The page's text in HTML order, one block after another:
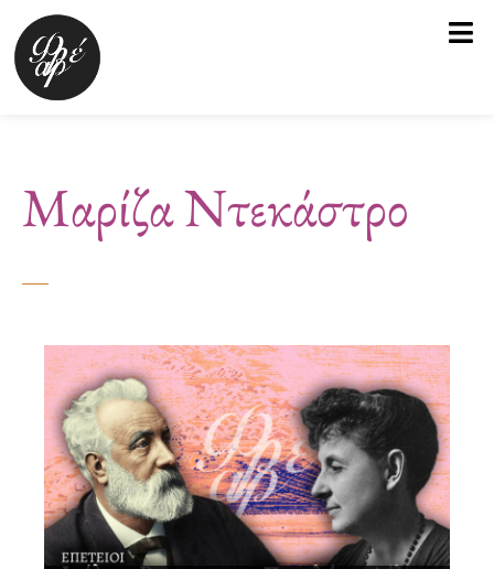
Μετάβαση
στο
περιεχόμενο
Μαρίζα Ντεκάστρο